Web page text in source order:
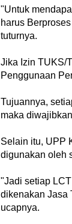
"Untuk
harus
tuturnya.
Jika Izin TUKS/
Penggunaan
Tujuannya,
maka
Selain itu, UPP
digunakan oleh
"Jadi setiap
dikenakan Jasa
ucapnya.